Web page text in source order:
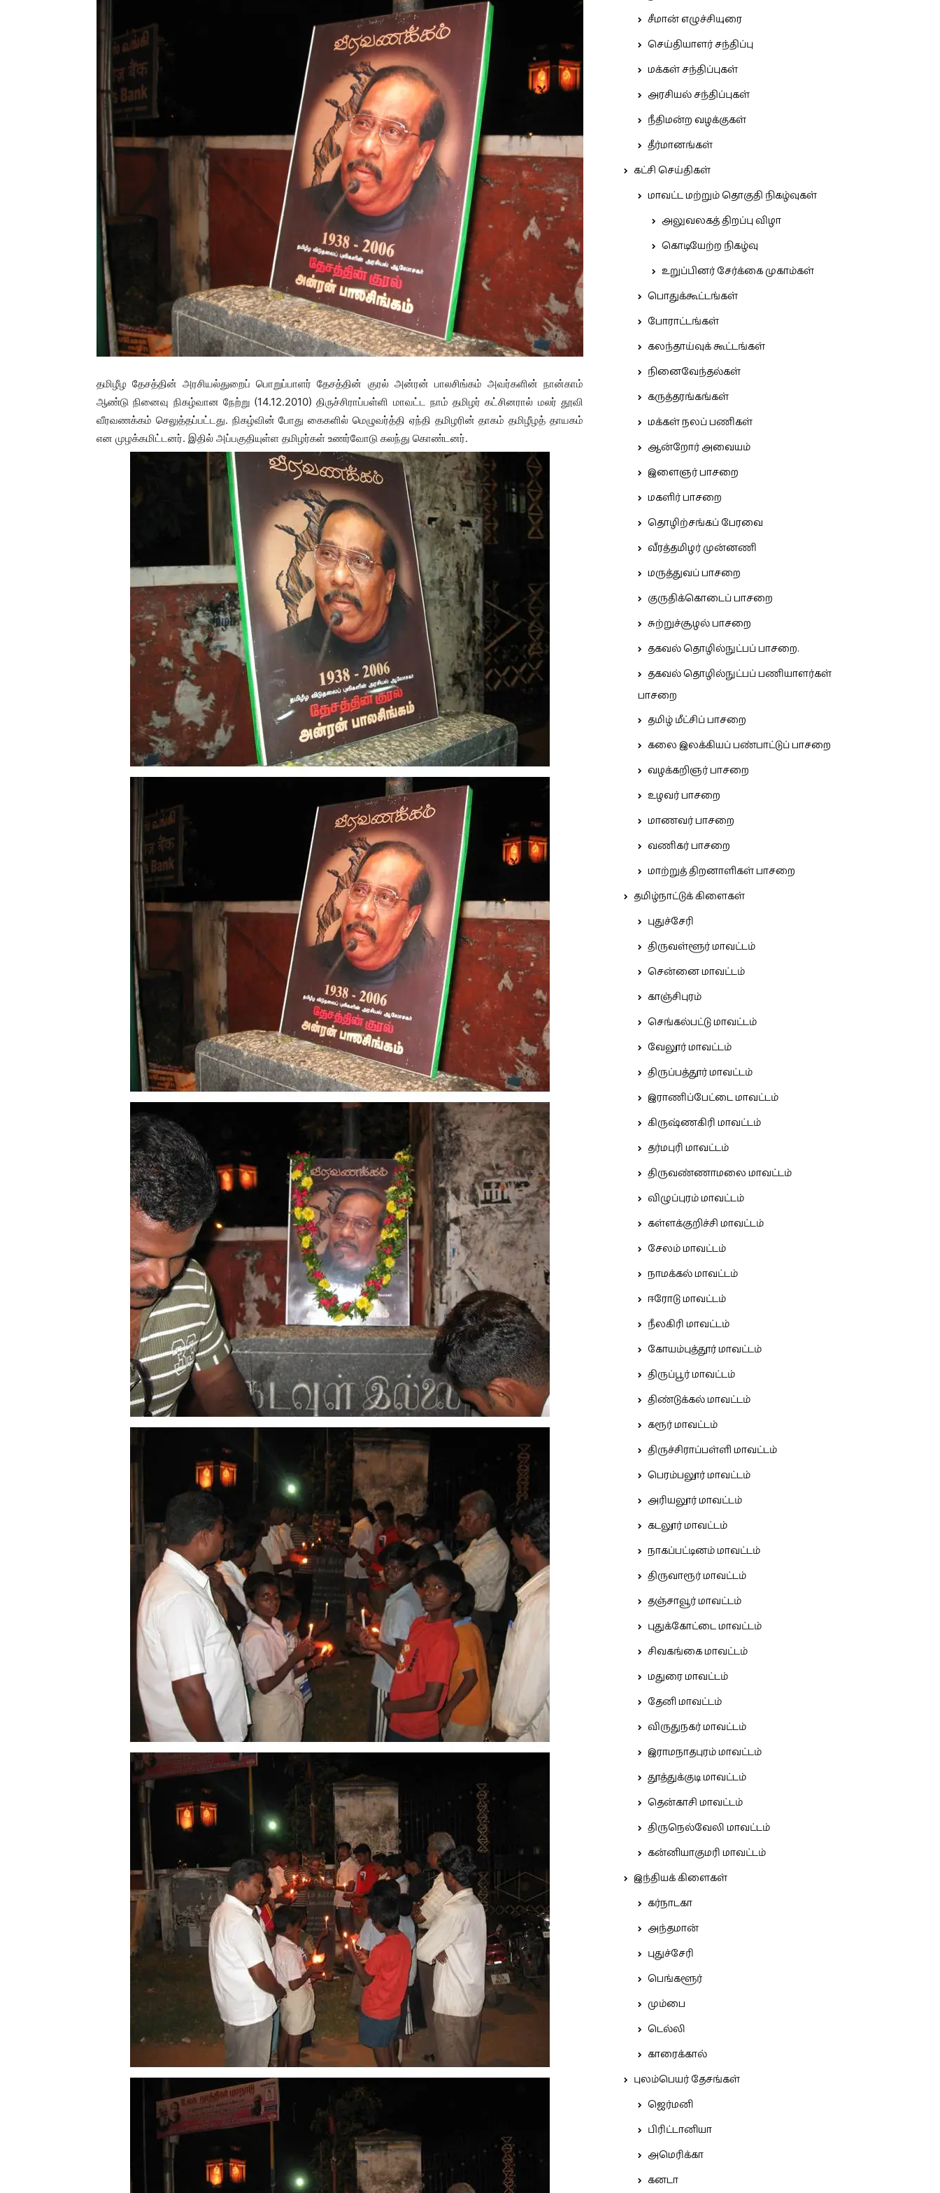
தமிழீழ தேசத்தின் அரசியல்துறைப் பொறுப்பாளர் தேசத்தின் குரல் அன்ரன் பாலசிங்கம் அவர்களின் நான்காம்
ஆண்டு நினைவு நிகழ்வான நேற்று (14.12.2010) திருச்சிராப்பள்ளி மாவட்ட நாம் தமிழர் கட்சினரால் மலர் தூவி
வீரவணக்கம் செலுத்தப்பட்டது. நிகழ்வின் போது கைகளில் மெழுவர்த்தி ஏந்தி தமிழரின் தாகம் தமிழீழத் தாயகம்
என முழக்கமிட்டனர். இதில் அப்பகுதியுள்ள தமிழர்கள் உணர்வோடு கலந்து கொண்டனர்.
சீமான் எழுச்சியுரை
செய்தியாளர் சந்திப்பு
மக்கள் சந்திப்புகள்
அரசியல் சந்திப்புகள்
நீதிமன்ற வழக்குகள்
தீர்மானங்கள்
கட்சி செய்திகள்
மாவட்ட மற்றும் தொகுதி நிகழ்வுகள்
அலுவலகத் திறப்பு விழா
கொடியேற்ற நிகழ்வு
உறுப்பினர் சேர்க்கை முகாம்கள்
பொதுக்கூட்டங்கள்
போராட்டங்கள்
கலந்தாய்வுக் கூட்டங்கள்
நினைவேந்தல்கள்
கருத்தரங்கங்கள்
மக்கள் நலப் பணிகள்
ஆன்றோர் அவையம்
இளைஞர் பாசறை
மகளிர் பாசறை
தொழிற்சங்கப் பேரவை
வீரத்தமிழர் முன்னணி
மருத்துவப் பாசறை
குருதிக்கொடைப் பாசறை
சுற்றுச்சூழல் பாசறை
தகவல் தொழில்நுட்பப் பாசறை.
தகவல் தொழில்நுட்பப் பணியாளர்கள்
பாசறை
தமிழ் மீட்சிப் பாசறை
கலை இலக்கியப் பண்பாட்டுப் பாசறை
வழக்கறிஞர் பாசறை
உழவர் பாசறை
மாணவர் பாசறை
வணிகர் பாசறை
மாற்றுத் திறனாளிகள் பாசறை
தமிழ்நாட்டுக் கிளைகள்
புதுச்சேரி
திருவள்ளூர் மாவட்டம்
சென்னை மாவட்டம்
காஞ்சிபுரம்
செங்கல்பட்டு மாவட்டம்
வேலூர் மாவட்டம்
திருப்பத்தூர் மாவட்டம்
இராணிப்பேட்டை மாவட்டம்
கிருஷ்ணகிரி மாவட்டம்
தர்மபுரி மாவட்டம்
திருவண்ணாமலை மாவட்டம்
விழுப்புரம் மாவட்டம்
கள்ளக்குறிச்சி மாவட்டம்
சேலம் மாவட்டம்
நாமக்கல் மாவட்டம்
ஈரோடு மாவட்டம்
நீலகிரி மாவட்டம்
கோயம்புத்தூர் மாவட்டம்
திருப்பூர் மாவட்டம்
திண்டுக்கல் மாவட்டம்
கரூர் மாவட்டம்
திருச்சிராப்பள்ளி மாவட்டம்
பெரம்பலூர் மாவட்டம்
அரியலூர் மாவட்டம்
கடலூர் மாவட்டம்
நாகப்பட்டினம் மாவட்டம்
திருவாரூர் மாவட்டம்
தஞ்சாவூர் மாவட்டம்
புதுக்கோட்டை மாவட்டம்
சிவகங்கை மாவட்டம்
மதுரை மாவட்டம்
தேனி மாவட்டம்
விருதுநகர் மாவட்டம்
இராமநாதபுரம் மாவட்டம்
தூத்துக்குடி மாவட்டம்
தென்காசி மாவட்டம்
திருநெல்வேலி மாவட்டம்
கன்னியாகுமரி மாவட்டம்
இந்தியக் கிளைகள்
கர்நாடகா
அந்தமான்
புதுச்சேரி
பெங்களூர்
மும்பை
டெல்லி
காரைக்கால்
புலம்பெயர் தேசங்கள்
ஜெர்மனி
பிரிட்டானியா
அமெரிக்கா
கனடா